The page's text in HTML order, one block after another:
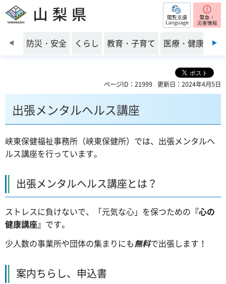
山梨県 閲覧支援
前のスライドを表示
防災・安全 くらし 教育・子育て 医療・健康・福
ページID：21999 更新日：2024年4月5日
出張メンタルヘルス講座
峡東保健福祉事務所（峡東保健所）では、出張メンタルヘ
ルス講座を行っています。
出張メンタルヘルス講座とは？
ストレスに負けないで、「元気な心」を保つための 『心の
健康講座』 です。
少人数の事業所や団体の集まりにも無料で出張します！
案内ちらし、申込書